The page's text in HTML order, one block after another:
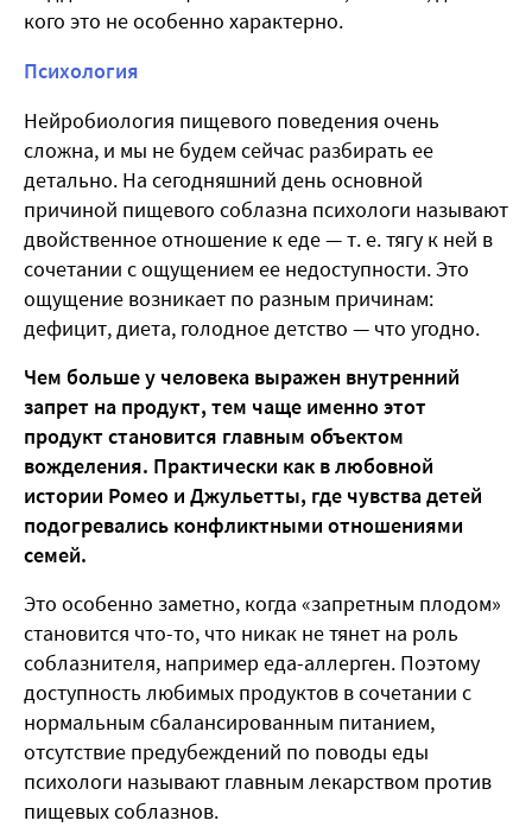
кого это не особенно характерно.
Психология
Нейробиология пищевого поведения очень
сложна, и мы не будем сейчас разбирать ее
детально. На сегодняшний день основной
причиной пищевого соблазна психологи называют
двойственное отношение к еде — т. е. тягу к ней в
сочетании с ощущением ее недоступности. Это
ощущение возникает по разным причинам:
дефицит, диета, голодное детство — что угодно.
Чем больше у человека выражен внутренний
запрет на продукт, тем чаще именно этот
продукт становится главным объектом
вожделения. Практически как в любовной
истории Ромео и Джульетты, где чувства детей
подогревались конфликтными отношениями
семей.
Это особенно заметно, когда «запретным плодом»
становится что-то, что никак не тянет на роль
соблазнителя, например еда-аллерген. Поэтому
доступность любимых продуктов в сочетании с
нормальным сбалансированным питанием,
отсутствие предубеждений по поводы еды
психологи называют главным лекарством против
пищевых соблазнов.